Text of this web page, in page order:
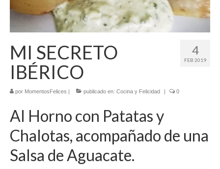
El Libro de 200 MOMENTOS FELICES!!!
4
FEB 2019
MI SECRETO
IBÉRICO
por MomentosFelices | publicado en: Cocina y Felicidad | 0
Al Horno con Patatas y
Chalotas, acompañado de una
Salsa de Aguacate.